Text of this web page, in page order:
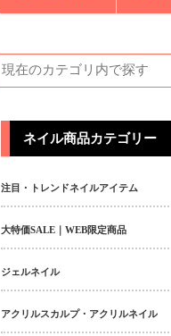
ネイル商品カテゴリー
注目・トレンドネイルアイテム
大特価SALE｜WEB限定商品
ジェルネイル
アクリルスカルプ・アクリルネイル